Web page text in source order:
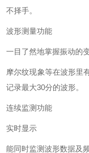
不择手。
波形测量功能
一目了然地掌握振动的
摩尔纹现象等在波形里
记录最大30分的波形。
连续监测功能
实时显示
能同时监测波形数据及